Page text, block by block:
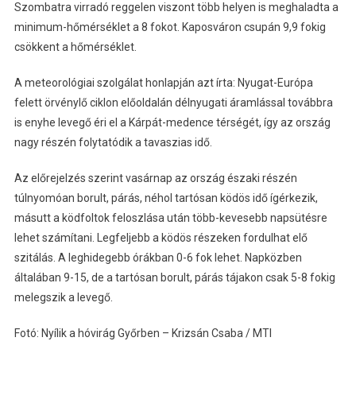
Szombatra virradó reggelen viszont több helyen is meghaladta a
minimum-hőmérséklet a 8 fokot. Kaposváron csupán 9,9 fokig
csökkent a hőmérséklet.
A meteorológiai szolgálat honlapján azt írta: Nyugat-Európa
felett örvénylő ciklon előoldalán délnyugati áramlással továbbra
is enyhe levegő éri el a Kárpát-medence térségét, így az ország
nagy részén folytatódik a tavaszias idő.
Az előrejelzés szerint vasárnap az ország északi részén
túlnyomóan borult, párás, néhol tartósan ködös idő ígérkezik,
másutt a ködfoltok feloszlása után több-kevesebb napsütésre
lehet számítani. Legfeljebb a ködös részeken fordulhat elő
szitálás. A leghidegebb órákban 0-6 fok lehet. Napközben
általában 9-15, de a tartósan borult, párás tájakon csak 5-8 fokig
melegszik a levegő.
Fotó: Nyílik a hóvirág Győrben – Krizsán Csaba / MTI